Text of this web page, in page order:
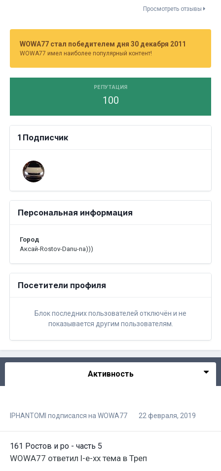
Просмотреть отзывы
WOWA77 стал победителем дня 30 декабря 2011
WOWA77 имел наиболее популярный контент!
РЕПУТАЦИЯ
100
1 Подписчик
Персональная информация
Город
Аксай-Rostov-Danu-na)))
Посетители профиля
Блок последних пользователей отключён и не
показывается другим пользователям.
Активность
lPHANTOMl подписался на WOWA77 22 февраля, 2019
161 Ростов и ро - часть 5
WOWA77 ответил l-e-xx тема в Треп